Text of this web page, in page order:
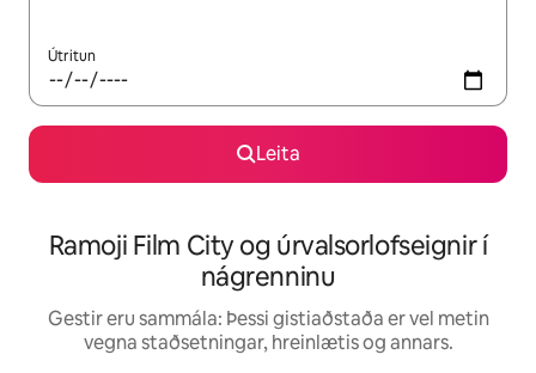
Útritun
Leita
Ramoji Film City og úrvalsorlofseignir í
nágrenninu
Gestir eru sammála: Þessi gistiaðstaða er vel metin
vegna staðsetningar, hreinlætis og annars.